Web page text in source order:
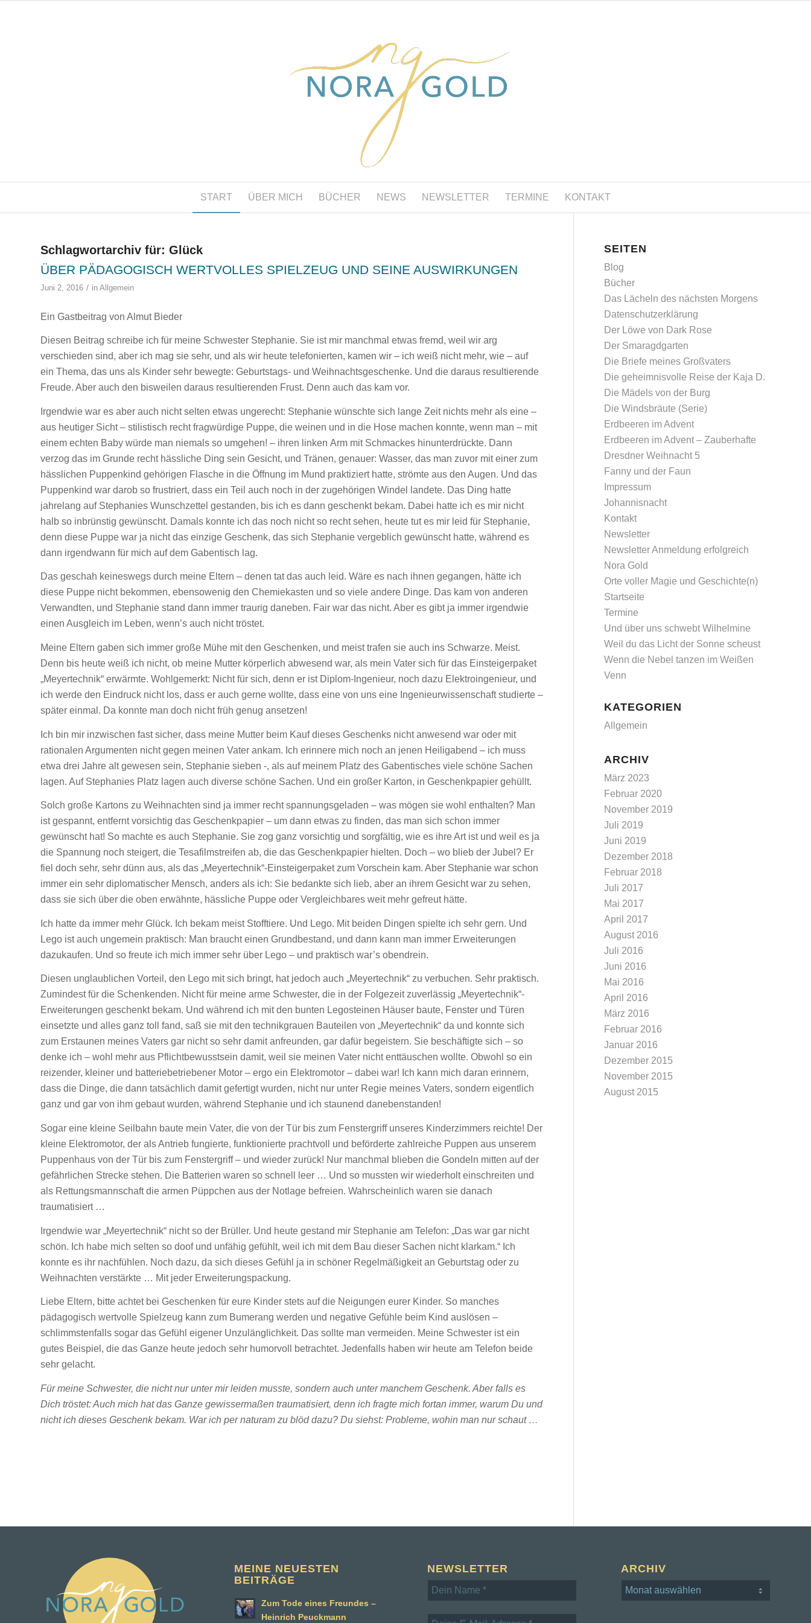
START ÜBER MICH BÜCHER NEWS NEWSLETTER TERMINE KONTAKT
Schlagwortarchiv für: Glück
ÜBER PÄDAGOGISCH WERTVOLLES SPIELZEUG UND SEINE AUSWIRKUNGEN
Juni 2, 2016 / in Allgemein
Ein Gastbeitrag von Almut Bieder
Diesen Beitrag schreibe ich für meine Schwester Stephanie. Sie ist mir manchmal etwas fremd, weil wir arg
verschieden sind, aber ich mag sie sehr, und als wir heute telefonierten, kamen wir – ich weiß nicht mehr, wie – auf
ein Thema, das uns als Kinder sehr bewegte: Geburtstags- und Weihnachtsgeschenke. Und die daraus resultierende
Freude. Aber auch den bisweilen daraus resultierenden Frust. Denn auch das kam vor.
Irgendwie war es aber auch nicht selten etwas ungerecht: Stephanie wünschte sich lange Zeit nichts mehr als eine –
aus heutiger Sicht – stilistisch recht fragwürdige Puppe, die weinen und in die Hose machen konnte, wenn man – mit
einem echten Baby würde man niemals so umgehen! – ihren linken Arm mit Schmackes hinunterdrückte. Dann
verzog das im Grunde recht hässliche Ding sein Gesicht, und Tränen, genauer: Wasser, das man zuvor mit einer zum
hässlichen Puppenkind gehörigen Flasche in die Öffnung im Mund praktiziert hatte, strömte aus den Augen. Und das
Puppenkind war darob so frustriert, dass ein Teil auch noch in der zugehörigen Windel landete. Das Ding hatte
jahrelang auf Stephanies Wunschzettel gestanden, bis ich es dann geschenkt bekam. Dabei hatte ich es mir nicht
halb so inbrünstig gewünscht. Damals konnte ich das noch nicht so recht sehen, heute tut es mir leid für Stephanie,
denn diese Puppe war ja nicht das einzige Geschenk, das sich Stephanie vergeblich gewünscht hatte, während es
dann irgendwann für mich auf dem Gabentisch lag.
Das geschah keineswegs durch meine Eltern – denen tat das auch leid. Wäre es nach ihnen gegangen, hätte ich
diese Puppe nicht bekommen, ebensowenig den Chemiekasten und so viele andere Dinge. Das kam von anderen
Verwandten, und Stephanie stand dann immer traurig daneben. Fair war das nicht. Aber es gibt ja immer irgendwie
einen Ausgleich im Leben, wenn’s auch nicht tröstet.
Meine Eltern gaben sich immer große Mühe mit den Geschenken, und meist trafen sie auch ins Schwarze. Meist.
Denn bis heute weiß ich nicht, ob meine Mutter körperlich abwesend war, als mein Vater sich für das Einsteigerpaket
„Meyertechnik“ erwärmte. Wohlgemerkt: Nicht für sich, denn er ist Diplom-Ingenieur, noch dazu Elektroingenieur, und
ich werde den Eindruck nicht los, dass er auch gerne wollte, dass eine von uns eine Ingenieurwissenschaft studierte –
später einmal. Da konnte man doch nicht früh genug ansetzen!
Ich bin mir inzwischen fast sicher, dass meine Mutter beim Kauf dieses Geschenks nicht anwesend war oder mit
rationalen Argumenten nicht gegen meinen Vater ankam. Ich erinnere mich noch an jenen Heiligabend – ich muss
etwa drei Jahre alt gewesen sein, Stephanie sieben -, als auf meinem Platz des Gabentisches viele schöne Sachen
lagen. Auf Stephanies Platz lagen auch diverse schöne Sachen. Und ein großer Karton, in Geschenkpapier gehüllt.
Solch große Kartons zu Weihnachten sind ja immer recht spannungsgeladen – was mögen sie wohl enthalten? Man
ist gespannt, entfernt vorsichtig das Geschenkpapier – um dann etwas zu finden, das man sich schon immer
gewünscht hat! So machte es auch Stephanie. Sie zog ganz vorsichtig und sorgfältig, wie es ihre Art ist und weil es ja
die Spannung noch steigert, die Tesafilmstreifen ab, die das Geschenkpapier hielten. Doch – wo blieb der Jubel? Er
fiel doch sehr, sehr dünn aus, als das „Meyertechnik“-Einsteigerpaket zum Vorschein kam. Aber Stephanie war schon
immer ein sehr diplomatischer Mensch, anders als ich: Sie bedankte sich lieb, aber an ihrem Gesicht war zu sehen,
dass sie sich über die oben erwähnte, hässliche Puppe oder Vergleichbares weit mehr gefreut hätte.
Ich hatte da immer mehr Glück. Ich bekam meist Stofftiere. Und Lego. Mit beiden Dingen spielte ich sehr gern. Und
Lego ist auch ungemein praktisch: Man braucht einen Grundbestand, und dann kann man immer Erweiterungen
dazukaufen. Und so freute ich mich immer sehr über Lego – und praktisch war’s obendrein.
Diesen unglaublichen Vorteil, den Lego mit sich bringt, hat jedoch auch „Meyertechnik“ zu verbuchen. Sehr praktisch.
Zumindest für die Schenkenden. Nicht für meine arme Schwester, die in der Folgezeit zuverlässig „Meyertechnik“-
Erweiterungen geschenkt bekam. Und während ich mit den bunten Legosteinen Häuser baute, Fenster und Türen
einsetzte und alles ganz toll fand, saß sie mit den technikgrauen Bauteilen von „Meyertechnik“ da und konnte sich
zum Erstaunen meines Vaters gar nicht so sehr damit anfreunden, gar dafür begeistern. Sie beschäftigte sich – so
denke ich – wohl mehr aus Pflichtbewusstsein damit, weil sie meinen Vater nicht enttäuschen wollte. Obwohl so ein
reizender, kleiner und batteriebetriebener Motor – ergo ein Elektromotor – dabei war! Ich kann mich daran erinnern,
dass die Dinge, die dann tatsächlich damit gefertigt wurden, nicht nur unter Regie meines Vaters, sondern eigentlich
ganz und gar von ihm gebaut wurden, während Stephanie und ich staunend danebenstanden!
Sogar eine kleine Seilbahn baute mein Vater, die von der Tür bis zum Fenstergriff unseres Kinderzimmers reichte! Der
kleine Elektromotor, der als Antrieb fungierte, funktionierte prachtvoll und beförderte zahlreiche Puppen aus unserem
Puppenhaus von der Tür bis zum Fenstergriff – und wieder zurück! Nur manchmal blieben die Gondeln mitten auf der
gefährlichen Strecke stehen. Die Batterien waren so schnell leer … Und so mussten wir wiederholt einschreiten und
als Rettungsmannschaft die armen Püppchen aus der Notlage befreien. Wahrscheinlich waren sie danach
traumatisiert …
Irgendwie war „Meyertechnik“ nicht so der Brüller. Und heute gestand mir Stephanie am Telefon: „Das war gar nicht
schön. Ich habe mich selten so doof und unfähig gefühlt, weil ich mit dem Bau dieser Sachen nicht klarkam.“ Ich
konnte es ihr nachfühlen. Noch dazu, da sich dieses Gefühl ja in schöner Regelmäßigkeit an Geburtstag oder zu
Weihnachten verstärkte … Mit jeder Erweiterungspackung.
Liebe Eltern, bitte achtet bei Geschenken für eure Kinder stets auf die Neigungen eurer Kinder. So manches
pädagogisch wertvolle Spielzeug kann zum Bumerang werden und negative Gefühle beim Kind auslösen –
schlimmstenfalls sogar das Gefühl eigener Unzulänglichkeit. Das sollte man vermeiden. Meine Schwester ist ein
gutes Beispiel, die das Ganze heute jedoch sehr humorvoll betrachtet. Jedenfalls haben wir heute am Telefon beide
sehr gelacht.
Für meine Schwester, die nicht nur unter mir leiden musste, sondern auch unter manchem Geschenk. Aber falls es
Dich tröstet: Auch mich hat das Ganze gewissermaßen traumatisiert, denn ich fragte mich fortan immer, warum Du und
nicht ich dieses Geschenk bekam. War ich per naturam zu blöd dazu? Du siehst: Probleme, wohin man nur schaut …
SEITEN
Blog
Bücher
Das Lächeln des nächsten Morgens
Datenschutz­erklärung
Der Löwe von Dark Rose
Der Smaragdgarten
Die Briefe meines Großvaters
Die geheimnisvolle Reise der Kaja D.
Die Mädels von der Burg
Die Windsbräute (Serie)
Erdbeeren im Advent
Erdbeeren im Advent – Zauberhafte
Dresdner Weihnacht 5
Fanny und der Faun
Impressum
Johannisnacht
Kontakt
Newsletter
Newsletter Anmeldung erfolgreich
Nora Gold
Orte voller Magie und Geschichte(n)
Startseite
Termine
Und über uns schwebt Wilhelmine
Weil du das Licht der Sonne scheust
Wenn die Nebel tanzen im Weißen
Venn
KATEGORIEN
Allgemein
ARCHIV
März 2023
Februar 2020
November 2019
Juli 2019
Juni 2019
Dezember 2018
Februar 2018
Juli 2017
Mai 2017
April 2017
August 2016
Juli 2016
Juni 2016
Mai 2016
April 2016
März 2016
Februar 2016
Januar 2016
Dezember 2015
November 2015
August 2015
MEINE NEUESTEN
BEITRÄGE
Zum Tode eines Freundes –
Heinrich Peuckmann
NEWSLETTER ARCHIV